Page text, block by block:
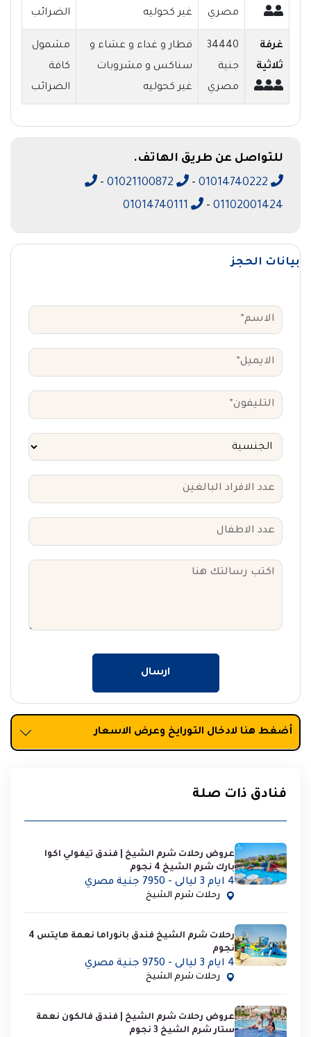
أضغط هنا لادخال التورايخ وعرض الاسعار
فنادق ذات صلة
عروض رحلات شرم الشيخ | فندق تيفولي اكوا
بارك شرم الشيخ 4 نجوم
4 ايام 3 ليالى - 7950 جنية مصري
رحلات شرم الشيخ
رحلات شرم الشيخ فندق بانوراما نعمة هايتس 4
نجوم
4 ايام 3 ليالى - 9750 جنية مصري
رحلات شرم الشيخ
عروض رحلات شرم الشيخ | فندق فالكون نعمة
ستار شرم الشيخ 3 نجوم
مصري غير كحوليه الضرائب
غرفة
ثلاثية
34440
جنية
مصري
فطار و غداء و عشاء و
سناكس و مشروبات
غير كحوليه
مشمول
كافة
الضرائب
للتواصل عن طريق الهاتف.
-
-
01102001424
-
بيانات الحجز
ارسال